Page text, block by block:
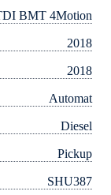
BMT 4Motion
2018
2018
Automat
Diesel
Pickup
SHU387